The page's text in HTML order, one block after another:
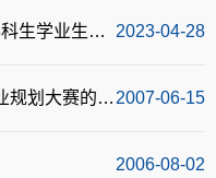
2023-04-28
涯规划讲座
2007-06-15
大赛的通知
2006-08-02